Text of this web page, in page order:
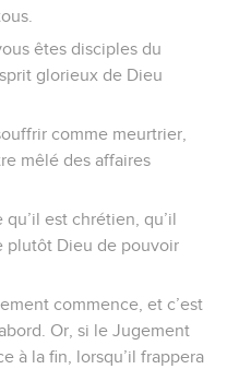
êtes disciples du
glorieux de Dieu
comme meurtrier,
mêlé des affaires
est chrétien, qu’il
plutôt Dieu de pouvoir
commence, et c’est
Or, si le Jugement
à la fin, lorsqu’il frappera